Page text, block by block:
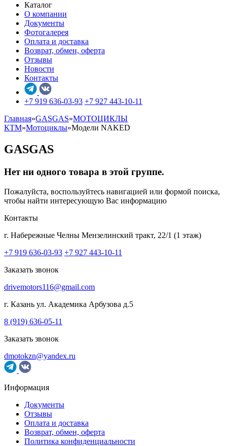
Каталог
О компании
Документы
Фотогалерея
Оплата и доставка
Возврат, обмен, оферта
Отзывы
Новости
Контакты
+7 919 636-03-93 +7 927 443-10-11
Главная»GASGAS»МОТОЦИКЛЫ
КТМ»Мотоциклы»Модели NAKED
GASGAS
Нет ни одного товара в этой группе.
Пожалуйста, воспользуйтесь навигацией или формой поиска,
чтобы найти интересующую Вас информацию
Контакты
г. Набережные Челны Мензелинский тракт, 22/1 (1 этаж)
+7 919 636-03-93 +7 927 443-10-11
Заказать звонок
drivemotors116@gmail.com
г. Казань ул. Академика Арбузова д.5
8 (919) 636-05-11
Заказать звонок
dmotokzn@yandex.ru
Информация
Документы
Отзывы
Оплата и доставка
Возврат, обмен, оферта
Политика конфиденциальности